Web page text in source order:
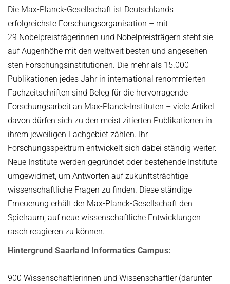
Die Max-Planck-Gesellschaft ist Deutschlands
erfolgreichste Forschungsorganisation – mit
29 Nobelpreisträgerinnen und Nobelpreisträgern steht sie
auf Augenhöhe mit den weltweit besten und angesehen­
sten Forschungsinstitutionen. Die mehr als 15.000
Publikationen jedes Jahr in interna­tional renommierten
Fachzeitschriften sind Beleg für die hervorragende
Forschungsar­beit an Max-Planck-Instituten – viele Artikel
davon dürfen sich zu den meist zitierten Publikationen in
ihrem jeweiligen Fachgebiet zählen. Ihr
Forschungsspektrum entwickelt sich dabei ständig weiter:
Neue Institute werden gegründet oder bestehende Institute
umgewidmet, um Antworten auf zukunfts­trächtige
wissenschaftliche Fragen zu finden. Diese ständige
Erneuerung erhält der Max-Planck-Gesellschaft den
Spielraum, auf neue wissenschaftliche Entwicklungen
rasch reagieren zu können.
Hintergrund Saarland Informatics Campus:
900 Wissenschaftlerinnen und Wissenschaftler (darunter